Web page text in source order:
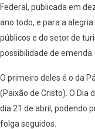
Federal, publicada em
ano todo, e para a
públicos e do setor de
possibilidade de emenda.
O primeiro deles é o da
(Paixão de Cristo). O Dia
dia 21 de abril, podendo
folga seguidos.